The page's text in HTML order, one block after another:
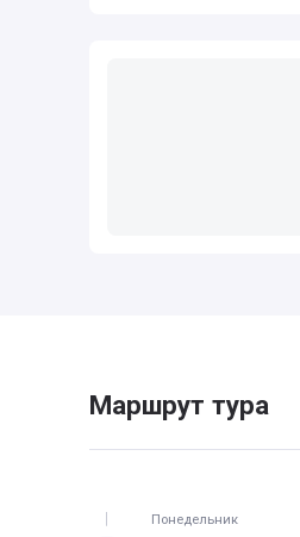
Маршрут тура
Понедельник